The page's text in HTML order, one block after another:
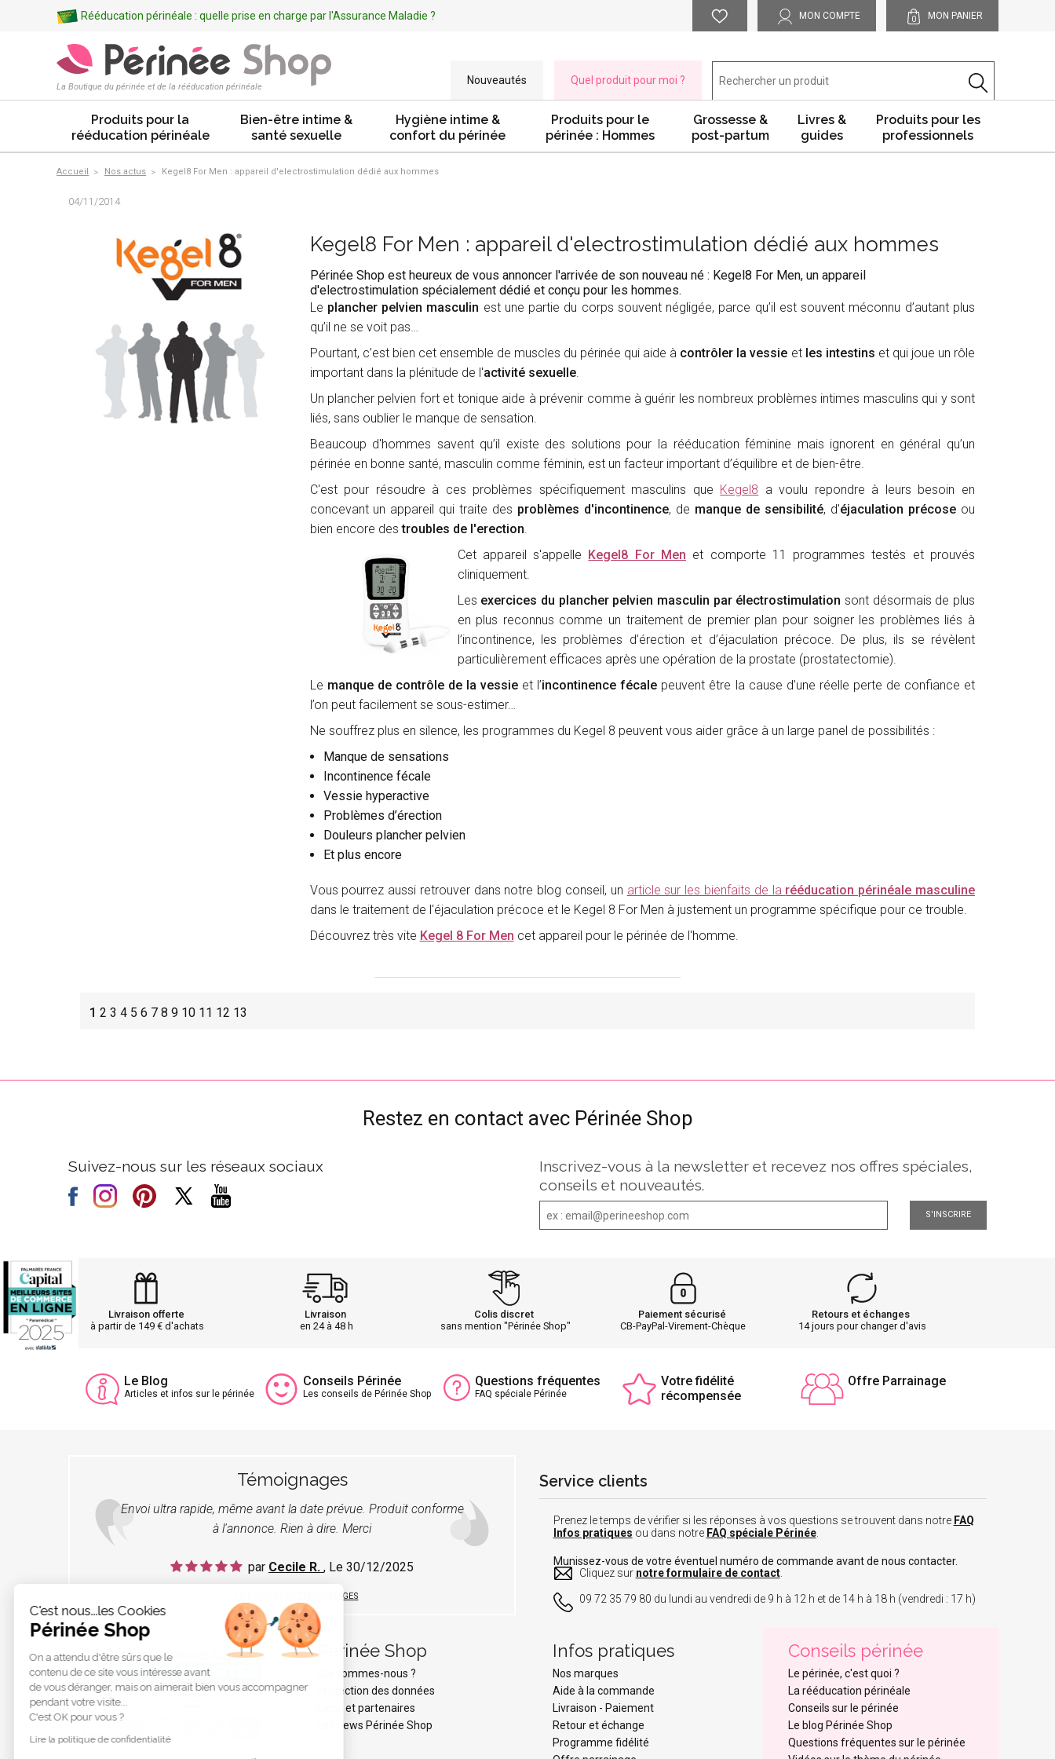
Rééducation périnéale : quelle prise en charge par l'Assurance Maladie ? MON COMPTE 0 MON PANIER
La Boutique du périnée et de la rééducation périnéale
Nouveautés Quel produit pour moi ?
Produits pour la
rééducation périnéale
Bien-être intime &
santé sexuelle
Hygiène intime &
confort du périnée
Produits pour le
périnée : Hommes
Grossesse &
post-partum
Livres &
guides
Produits pour les
professionnels
Accueil Nos actus Kegel8 For Men : appareil d'electrostimulation dédié aux hommes
04/11/2014
Kegel8 For Men : appareil d'electrostimulation dédié aux hommes
Périnée Shop est heureux de vous annoncer l'arrivée de son nouveau né : Kegel8 For Men, un appareil
d'electrostimulation spécialement dédié et conçu pour les hommes.
Le plancher pelvien masculin est une partie du corps souvent négligée, parce qu’il est souvent méconnu d’autant plus
qu’il ne se voit pas
Pourtant, c’est bien cet ensemble de muscles du périnée qui aide à contrôler la vessie et les intestins et qui joue un rôle
important dans la plénitude de l'activité sexuelle.
Un plancher pelvien fort et tonique aide à prévenir comme à guérir les nombreux problèmes intimes masculins qui y sont
liés, sans oublier le manque de sensation.
Beaucoup d'hommes savent qu’il existe des solutions pour la rééducation féminine mais ignorent en général qu’un
périnée en bonne santé, masculin comme féminin, est un facteur important d’équilibre et de bien-être.
C'est pour résoudre à ces problèmes spécifiquement masculins que Kegel8 a voulu repondre à leurs besoin en
concevant un appareil qui traite des problèmes d'incontinence, de manque de sensibilité, d'éjaculation précose ou
bien encore destroubles de l'erection.
Cet appareil s'appelle Kegel8 For Men et comporte 11 programmes testés et prouvés
cliniquement.
Les exercices du plancher pelvien masculin par électrostimulation sont désormais de plus
en plus reconnus comme un traitement de premier plan pour soigner les problèmes liés à
l’incontinence, les problèmes d’érection et d’éjaculation précoce. De plus, ils se révèlent
particulièrement efficaces après une opération de la prostate (prostatectomie).
Le manque de contrôle de la vessie et l’incontinence fécale peuvent être la cause d’une réelle perte de confiance et
l’on peut facilement se sous-estimer
Ne souffrez plus en silence, les programmes du Kegel 8 peuvent vous aider grâce à un large panel de possibilités :
Manque de sensations
Incontinence fécale
Vessie hyperactive
Problèmes d’érection
Douleurs plancher pelvien
Et plus encore
Vous pourrez aussi retrouver dans notre blog conseil, un article sur les bienfaits de la rééducation périnéale masculine
dans le traitement de l'éjaculation précoce et le Kegel 8 For Men à justement un programme spécifique pour ce trouble.
Découvrez très vite Kegel 8 For Men cet appareil pour le périnée de l'homme.
1 2 3 4 5 6 7 8 9 10 11 12 13
Restez en contact avec Périnée Shop
Suivez-nous sur les réseaux sociaux
Inscrivez-vous à la newsletter et recevez nos offres spéciales,
conseils et nouveautés.
S'INSCRIRE
Livraison offerte
à partir de 149 € d'achats
Livraison
en 24 à 48 h
Colis discret
sans mention "Périnée Shop"
Paiement sécurisé
CB-PayPal-Virement-Chèque
Retours et échanges
14 jours pour changer d'avis
Le Blog
Articles et infos sur le périnée
Conseils Périnée
Les conseils de Périnée Shop
Questions fréquentes
FAQ spéciale Périnée
Votre fidélité
récompensée
Offre Parrainage
Témoignages
Envoi ultra rapide, même avant la date prévue. Produit conforme
à l'annonce. Rien à dire. Merci
par Cecile R. , Le 30/12/2025
LIRE TOUS LES TÉMOIGNAGES
Service clients
Prenez le temps de vérifier si les réponses à vos questions se trouvent dans notre FAQ
Infos pratiques ou dans notre FAQ spéciale Périnée.
Munissez-vous de votre éventuel numéro de commande avant de nous contacter.
Cliquez sur notre formulaire de contact.
09 72 35 79 80 du lundi au vendredi de 9 h à 12 h et de 14 h à 18 h (vendredi : 17 h)
Périnée Shop
Qui sommes-nous ?
Protection des données
Liens et partenaires
Les news Périnée Shop
Infos pratiques
Nos marques
Aide à la commande
Livraison - Paiement
Retour et échange
Programme fidélité
Conseils périnée
Le périnée, c'est quoi ?
La rééducation périnéale
Conseils sur le périnée
Le blog Périnée Shop
Questions fréquentes sur le périnée
C'est nous...les Cookies
Périnée Shop
On a attendu d'être sûrs que le
contenu de ce site vous intéresse avant
de vous déranger, mais on aimerait bien vous accompagner
pendant votre visite...
C'est OK pour vous ?
Lire la politique de confidentialité